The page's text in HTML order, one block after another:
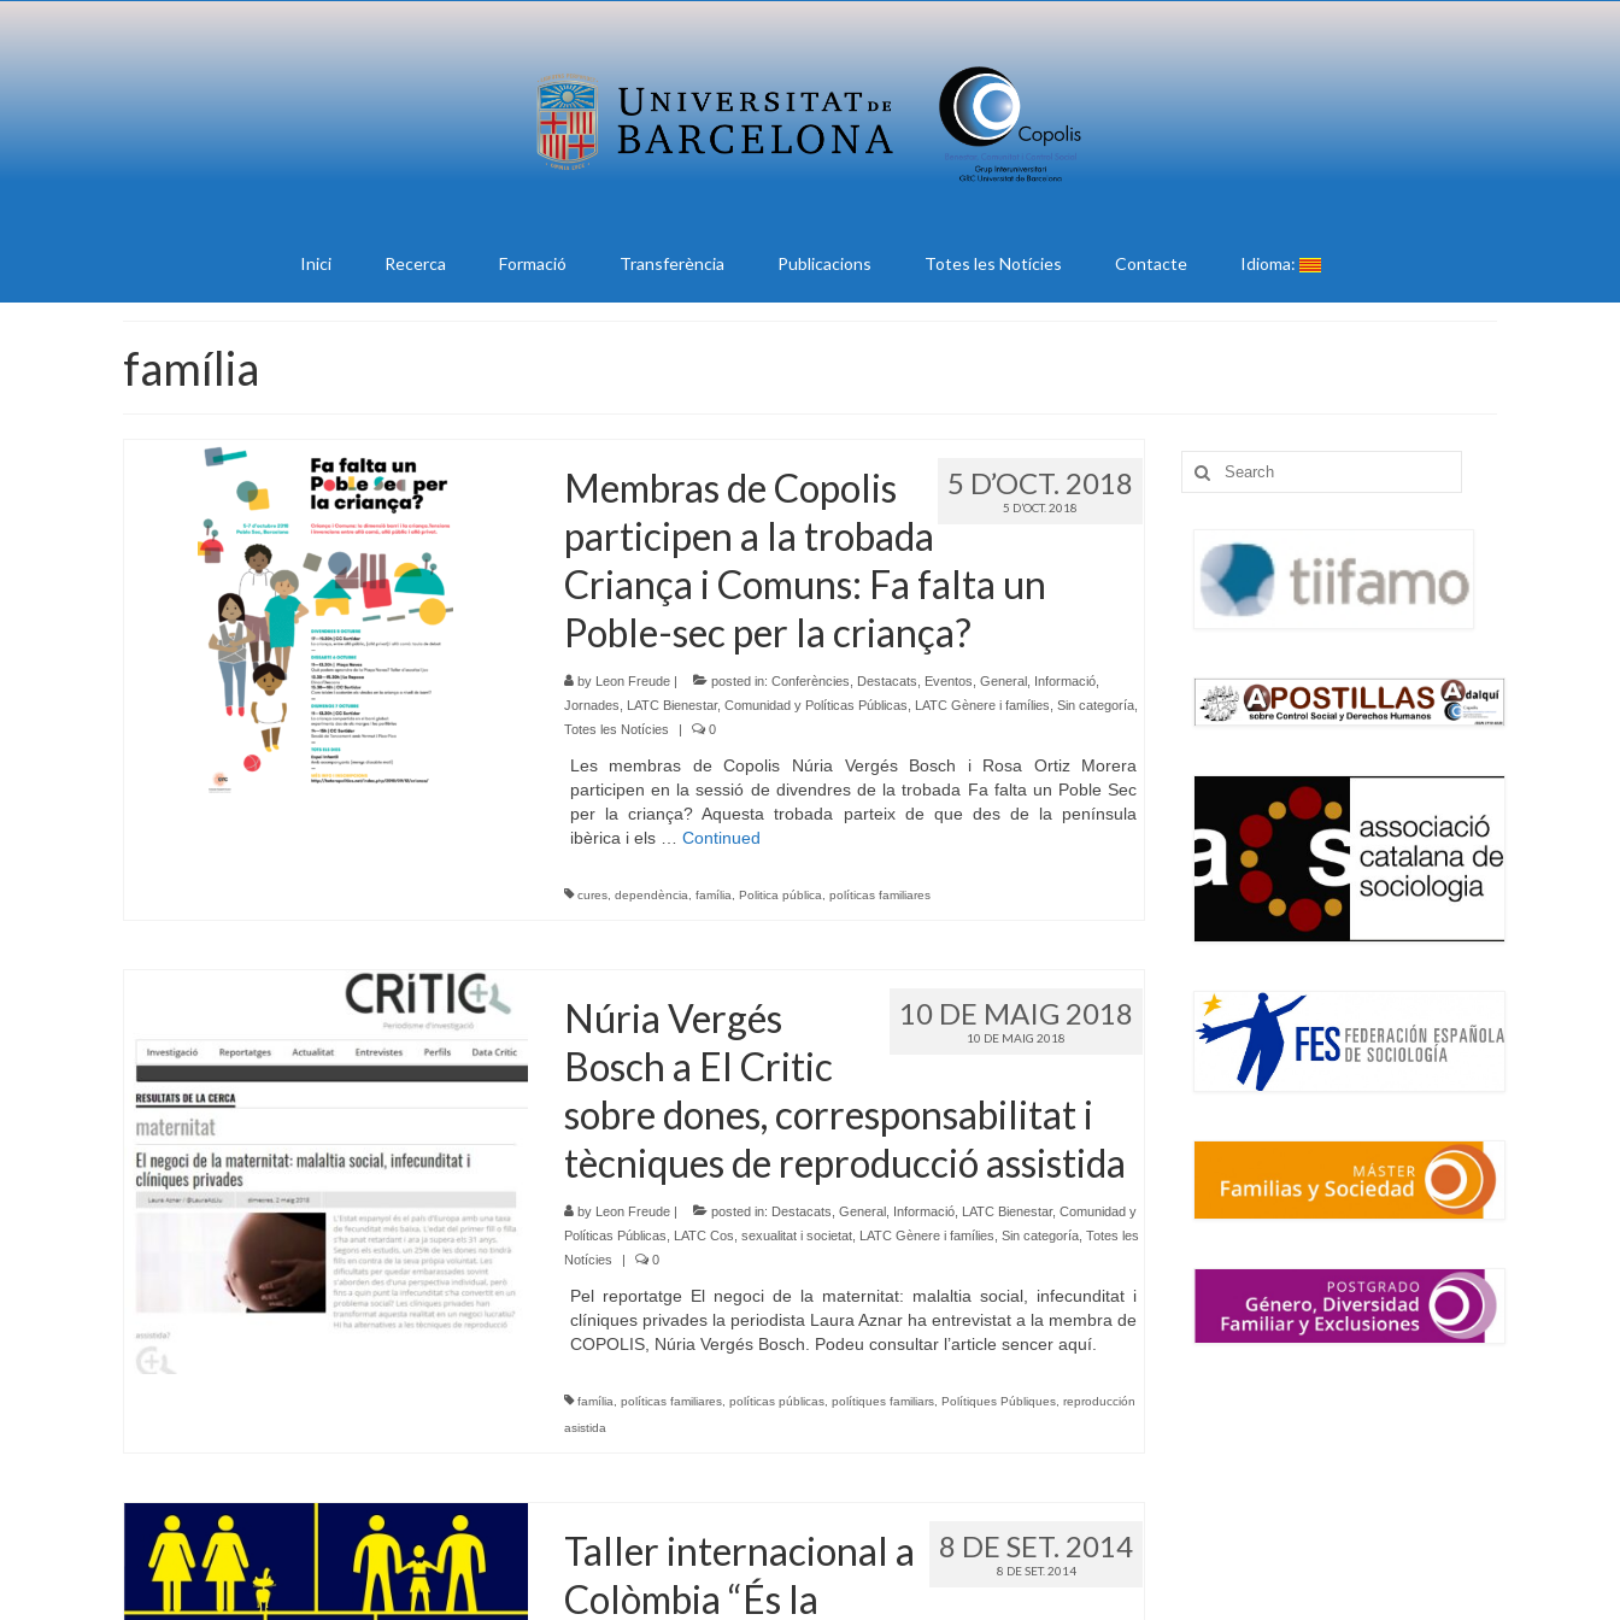
Inici Recerca Formació Transferència Publicacions Totes les Notícies Contacte Idioma:
família
5 D’OCT. 2018
5 D’OCT. 2018
Membras de Copolis
participen a la trobada
Criança i Comuns: Fa falta un
Poble-sec per la criança?
by Leon Freude| posted in: Conferències Destacats Eventos General, Informació,
Jornades
LATC Bienestar, Comunidad y Políticas Públicas LATC Gènere i famílies Sin categoría,
Totes les Notícies
| 0
Les membras de Copolis Núria Vergés Bosch i Rosa Ortiz Morera
participen en la sessió de divendres de la trobada Fa falta un Poble Sec
per la criança? Aquesta trobada parteix de que des de la península
ibèrica i els … Continued
cures, dependència família Politica pública políticas familiares
10 DE MAIG 2018
10 DE MAIG 2018
Núria Vergés
Bosch a El Critic
sobre dones, corresponsabilitat i
tècniques de reproducció assistida
by Leon Freude| posted in: Destacats General, Informació, LATC Bienestar, Comunidad y
Políticas Públicas
LATC Cos, sexualitat i societat, LATC Gènere i famílies Sin categoría, Totes les
Notícies
| 0
Pel reportatge El negoci de la maternitat: malaltia social, infecunditat i
clíniques privades la periodista Laura Aznar ha entrevistat a la membra de
COPOLIS, Núria Vergés Bosch. Podeu consultar l’article sencer aquí.
família políticas familiares, políticas públicas, polítiques familiars, Polítiques Públiques, reproducción
asistida
8 DE SET. 2014
8 DE SET. 2014
Taller internacional a
Colòmbia “És la
Search
for: